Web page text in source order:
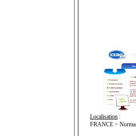
Localisation :
FRANCE >